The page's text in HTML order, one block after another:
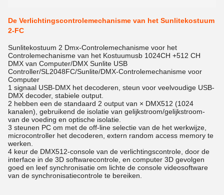
De Verlichtingscontrolemechanisme van het Sunlitekostuum
2-FC
Sunlitekostuum 2 Dmx-Controlemechanisme voor het
Controlemechanisme van het Kostuumusb 1024CH +512 CH
DMX van Computer/DMX Sunlite USB
Controller/SL2048FC/Sunlite/DMX-Controlemechanisme voor
Computer
1 signaal USB-DMX het decoderen, steun voor veelvoudige USB-
DMX decoder, stabiele output.
2 hebben een de standaard 2 output van × DMX512 (1024
kanalen), gebruikend de isolatie van gelijkstroom/gelijkstroom-
van de voeding en optische isolatie.
3 steunen PC om met de off-line selectie van de het werkwijze,
microcontroller het decoderen, extern random access memory te
werken.
4 keur de DMX512-console van de verlichtingscontrole, door de
interface in de 3D softwarecontrole, en computer 3D gevolgen
goed en leef synchronisatie om lichte de console videosoftware
van de synchronisatiecontrole te bereiken.